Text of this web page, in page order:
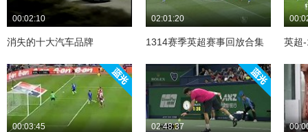
00:02:10
消失的十大汽车品牌
02:01:20
1314赛季英超赛事回放合集
00:03:45 02:48:37